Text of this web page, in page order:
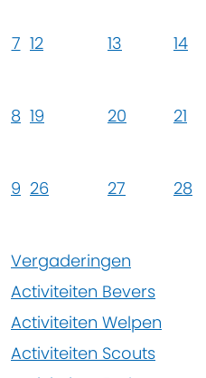
7 12 13 14
8 19 20 21
9 26 27 28
Vergaderingen
Activiteiten Bevers
Activiteiten Welpen
Activiteiten Scouts